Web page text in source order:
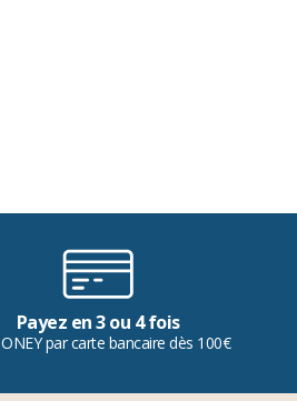
Payez en 3 ou 4 fois
par carte bancaire dès 100€